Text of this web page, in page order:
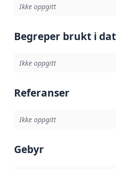
Ikke oppgitt
Begreper brukt i
Ikke oppgitt
Referanser
Ikke oppgitt
Gebyr